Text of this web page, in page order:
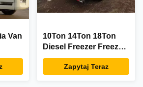
Van
10Ton 14Ton 18Ton
Diesel Freezer Freezer
Box Truck 300L
Zapytaj Teraz